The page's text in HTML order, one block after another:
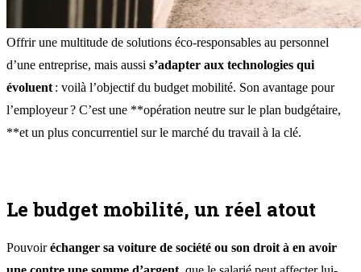
Offrir une multitude de solutions éco-responsables au personnel
d’une entreprise, mais aussi s’adapter aux technologies qui
évoluent : voilà l’objectif du budget mobilité. Son avantage pour
l’employeur ? C’est une **opération neutre sur le plan budgétaire,
**et un plus concurrentiel sur le marché du travail à la clé.
Le budget mobilité, un réel atout
Pouvoiréchanger sa voiture de société ou son droit à en avoir